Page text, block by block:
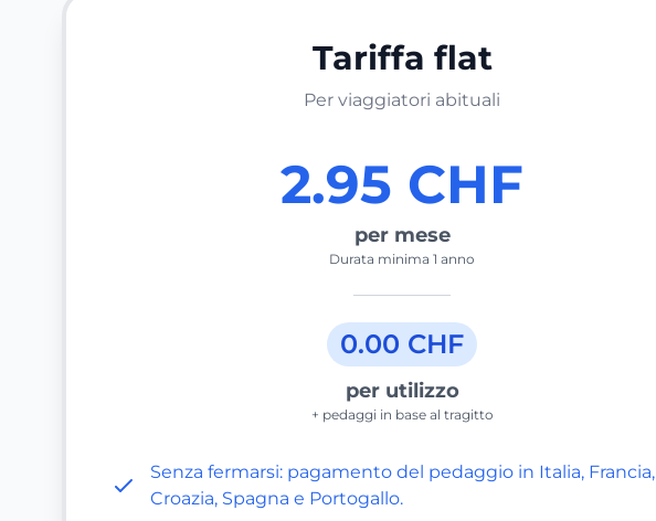
Tariffa flat
Per viaggiatori abituali
2.95 CHF
per mese
Durata minima 1 anno
0.00 CHF
per utilizzo
+ pedaggi in base al tragitto
Senza fermarsi: pagamento del pedaggio in Italia, Francia,
Croazia, Spagna e Portogallo.